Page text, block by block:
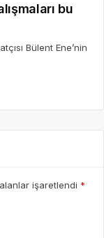
bu
Bülent Ene’nin
işaretlendi *